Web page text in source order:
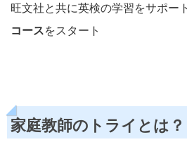
旺文社と共に英検の学習をサポー
コースをスタート
家庭教師のトライとは？